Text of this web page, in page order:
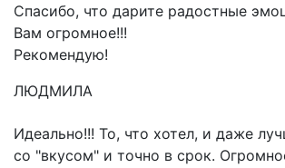
Спасибо, что дарите радостные
Вам огромное!!!
Рекомендую!
ЛЮДМИЛА
Идеально!!! То, что хотел, и даже
со "вкусом" и точно в срок.